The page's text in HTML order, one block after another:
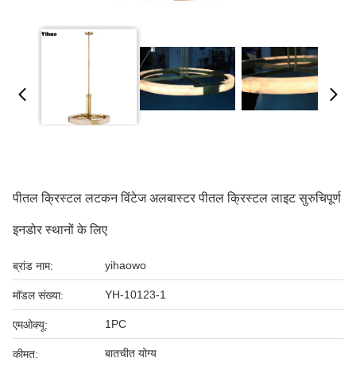
पीतल क्रिस्टल लटकन विंटेज अलबास्टर पीतल क्रिस्टल लाइट सुरुचिपूर्ण
इनडोर स्थानों के लिए
ब्रांड नाम: yihaowo
मॉडल संख्या: YH-10123-1
एमओक्यू: 1PC
कीमत: बातचीत योग्य